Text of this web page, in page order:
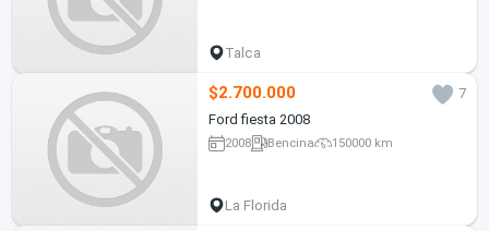
Talca
$2.700.000
7
Ford fiesta 2008
2008 Bencina 150000 km
La Florida